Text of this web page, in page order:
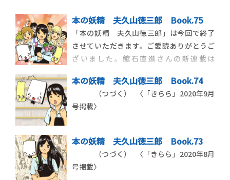
本の妖精 夫久山徳三郎 Book.75
「本の妖精 夫久山徳三郎」は今回で終了
させていただきます。ご愛読ありがとうご
ざいました。館石直進さんの新連載は
〈「きらら」2020年10月号掲載〉
本の妖精 夫久山徳三郎 Book.74
（つづく） 〈「きらら」2020年9月
号掲載〉
本の妖精 夫久山徳三郎 Book.73
（つづく） 〈「きらら」2020年8月
号掲載〉